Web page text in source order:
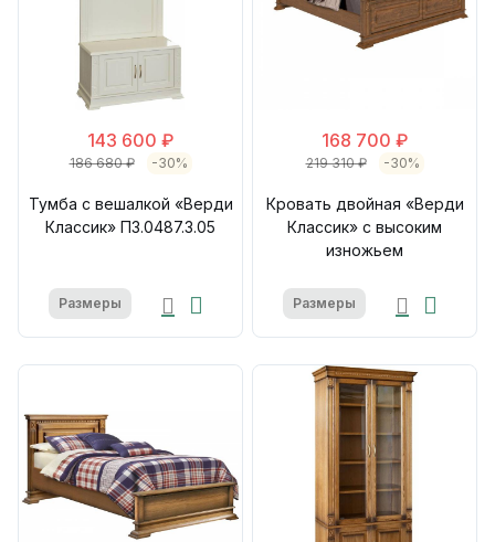
143 600 ₽
186 680 ₽ -30%
Тумба с вешалкой «Верди
Классик» П3.0487.3.05
Размеры
168 700 ₽
219 310 ₽ -30%
Кровать двойная «Верди
Классик» с высоким
изножьем
Размеры